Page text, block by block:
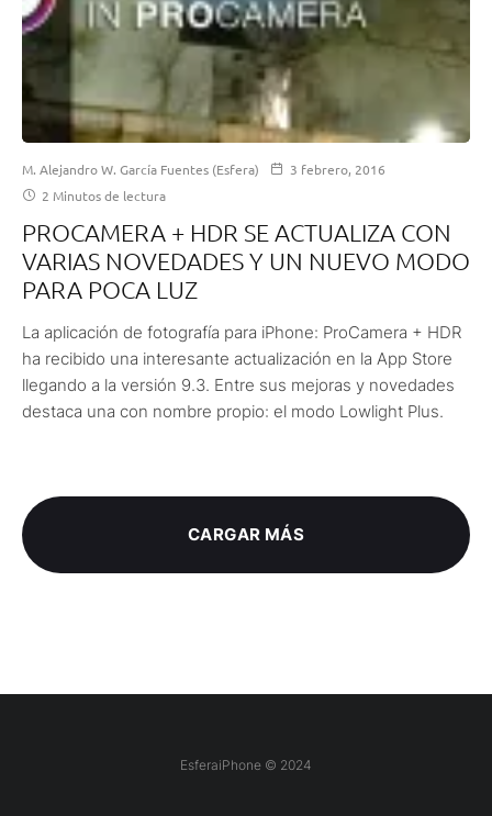
M. Alejandro W. García Fuentes (Esfera)
3 febrero, 2016
2 Minutos de lectura
PROCAMERA + HDR SE ACTUALIZA CON
VARIAS NOVEDADES Y UN NUEVO MODO
PARA POCA LUZ
La aplicación de fotografía para iPhone: ProCamera + HDR
ha recibido una interesante actualización en la App Store
llegando a la versión 9.3. Entre sus mejoras y novedades
destaca una con nombre propio: el modo Lowlight Plus.
CARGAR MÁS
EsferaiPhone © 2024